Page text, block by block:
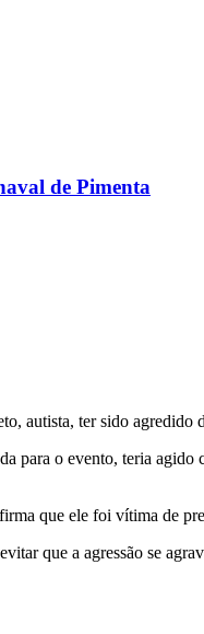
de Pimenta
autista, ter sido agredido
o evento, teria
que ele foi vítima de
que a agressão se